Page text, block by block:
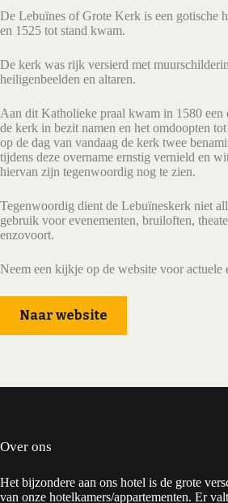
De Lebuïnes of Grote Kerk is een gotische
en 1525 tot stand kwam.
De kerk was rijk versierd met
heiligenbeelden en altaren.
Aan dit Katholieke praal kwam in 1580 een
de kerk in bezit namen en het omdoopten
op de dag van vandaag de kerk twee
tijdens deze overname ernstig vernield en
hiervan zijn tegenwoordig nog te zien.
Tegenwoordig dient de Lebuïneskerk niet
gebruik voor evenementen, bruiloften,
enzovoort.
Neem een kijkje op de website voor actuele
Naar website
Over ons
Het bijzondere aan ons hotel is de grote
van onze hotelkamers/appartementen. Er